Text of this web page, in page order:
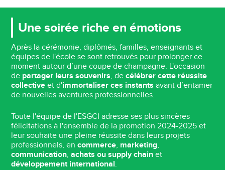
Une soirée riche en émotions
Après la cérémonie, diplômés, familles, enseignants et
équipes de l'école se sont retrouvés pour prolonger ce
moment autour d’une coupe de champagne. L'occasion
de partager leurs souvenirs, decélébrer cette réussite
collectiveet d'immortaliser ces instantsavant d’entamer
de nouvelles aventures professionnelles.
Toute l'équipe de l'ESGCI adresse ses plus sincères
félicitations à l'ensemble de la promotion 2024-2025 et
leur souhaite une pleine réussite dans leurs projets
professionnels, encommerce, marketing,
communication,achats ou supply chain et
développement international.